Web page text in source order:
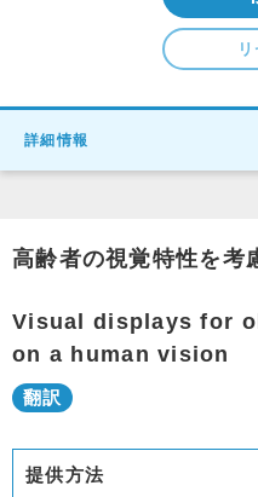
詳細情報
高齢者の視覚特性を考
Visual displays for
on a human vision
提供方法